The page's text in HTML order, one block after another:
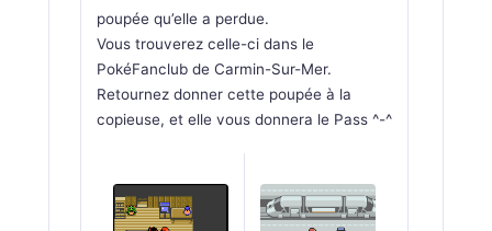
poupée qu’elle a perdue.
Vous trouverez celle-ci dans le
PokéFanclub de Carmin-Sur-Mer.
Retournez donner cette poupée à la
copieuse, et elle vous donnera le Pass ^-^